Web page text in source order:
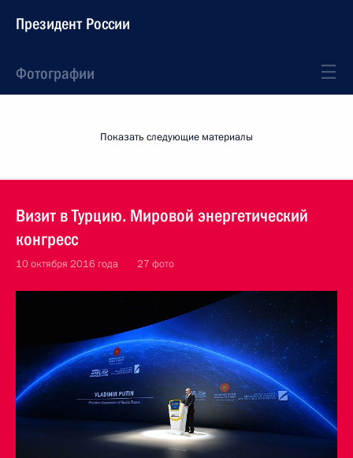
Президент России
Фотографии
Показать следующие материалы
Визит в Турцию. Мировой энергетический
конгресс
10 октября 2016 года 27 фото